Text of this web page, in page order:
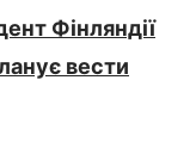
Фінляндії
вести